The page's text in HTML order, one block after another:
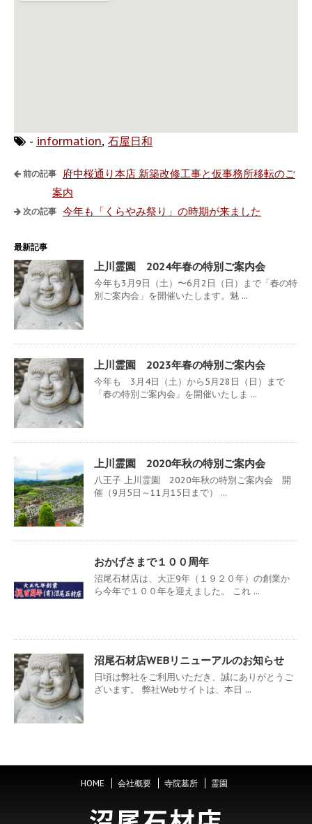
- information, 石屋日和
前の記事
府中桜通り本店 新築改修工事と仮事務所移転のご
案内
次の記事 今年も「くらやみ祭り」の時期が来ました
最新記事
上川霊園 2024年春の特別ご案内会
今年も3月9日（土）〜6月2日（日）まで「春の特
別ご案内会」を開催いたします。魅 ...
上川霊園 2023年春の特別ご案内会
今年も 3月4日（土）から5月28日（日）まで
「春の特別ご案内会」を開催いたしま ...
上川霊園 2020年秋の特別ご案内会
八王子 上川霊園 2020年秋の特別ご案内会 開
催（9月5日～11月15日まで） ...
おかげさまで１００周年
沼尾石材店は、大正9年（１９２０年）の創業か
ら今年で１００年を迎えました。 これ ...
沼尾石材店WEBリニューアルのお知らせ
日頃は弊社をご利用いただき、誠にありがとうご
ざいます。 弊社Webサイトは、本日 ...
HOME 会社概要 寺院墓所 霊園